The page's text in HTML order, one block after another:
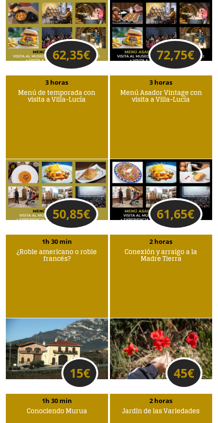
2 horas
Conexión y arraigo a la
Madre Tierra
45€
62,35€ 72,75€
3 horas
Menú de temporada con
visita a Villa-Lucía
50,85€
3 horas
Menú Asador Vintage con
visita a Villa-Lucía
61,65€
1h 30 min
¿Roble americano o roble
francés?
15€
1h 30 min
Conociendo Murua
2 horas
Jardín de las Variedades